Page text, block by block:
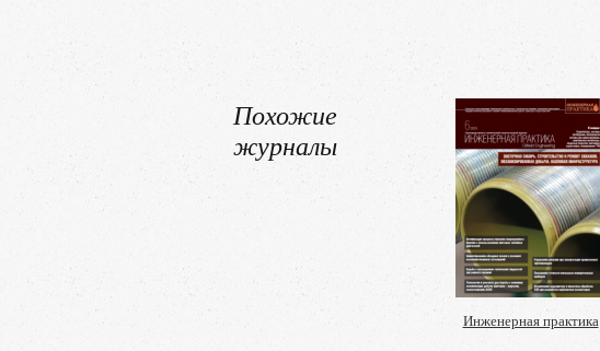
Похожие
журналы
Инженерная практика